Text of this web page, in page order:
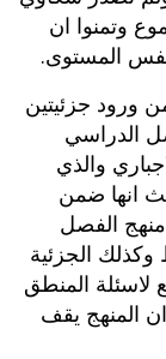
وتمنوا ان
نفس المستوى.
ورود جزئيتين
الدراسي
والذي
انها ضمن
الفصل
الجزئية
لاسئلة المنطق
المنهج يقف